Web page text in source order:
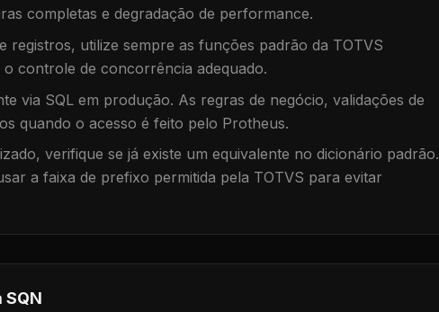
completas e degradação de performance.
registros, utilize sempre as funções padrão da TOTVS
o controle de concorrência adequado.
via SQL em produção. As regras de negócio, validações de
quando o acesso é feito pelo Protheus.
verifique se já existe um equivalente no dicionário padrão.
a faixa de prefixo permitida pela TOTVS para evitar
SQN